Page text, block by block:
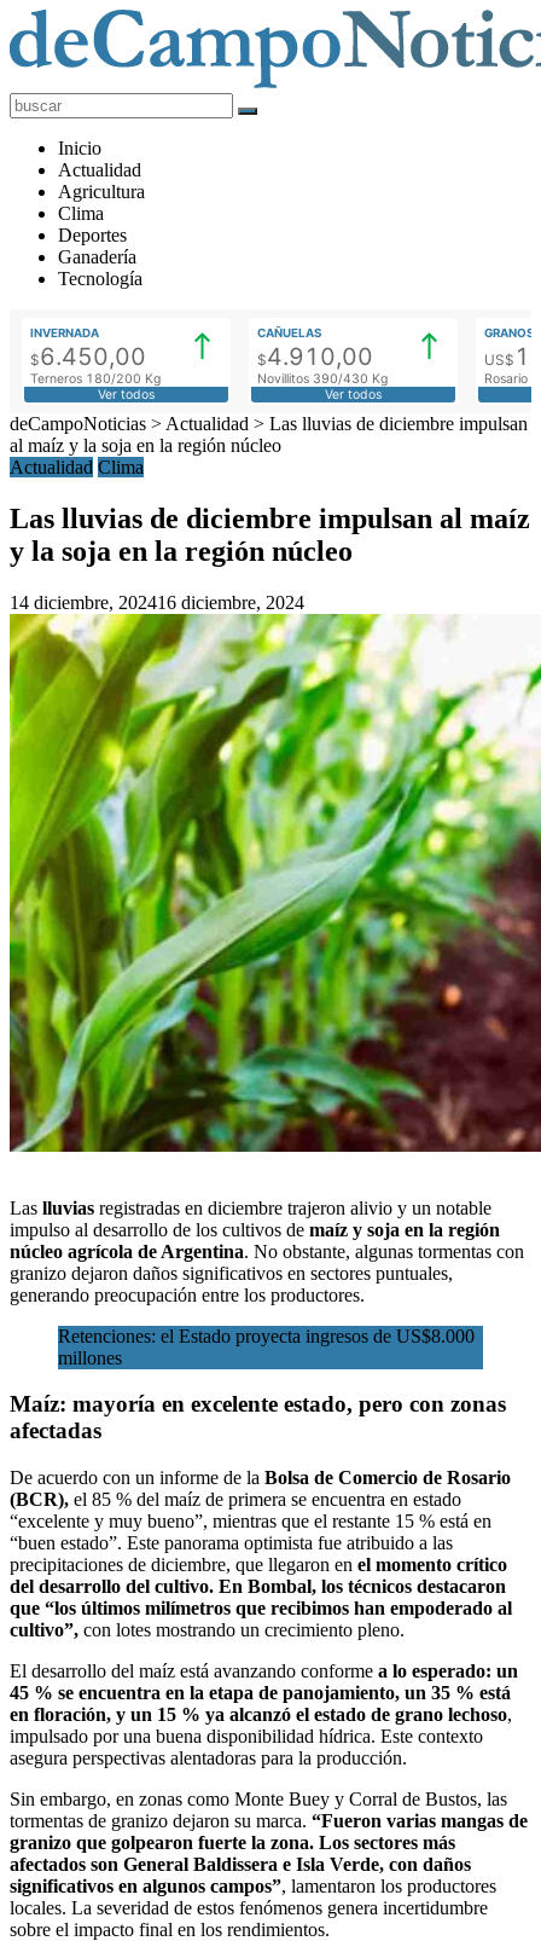
deCampoNoticias
Actualidad
Agropecuaria
Inicio
Actualidad
Agricultura
Clima
Deportes
Ganadería
Tecnología
INVERNADA
$6.450,00
Terneros 180/200 Kg
Ver todos
CAÑUELAS
$4.910,00
Novillitos 390/430 Kg
Ver todos
GRANOS
US$
Rosario
deCampoNoticias > Actualidad > Las lluvias de diciembre impulsan
al maíz y la soja en la región núcleo
Actualidad Clima
Las lluvias de diciembre impulsan al maíz
y la soja en la región núcleo
14 diciembre, 202416 diciembre, 2024
Las lluvias registradas en diciembre trajeron alivio y un notable
impulso al desarrollo de los cultivos de maíz y soja en la región
núcleo agrícola de Argentina. No obstante, algunas tormentas con
granizo dejaron daños significativos en sectores puntuales,
generando preocupación entre los productores.
Retenciones: el Estado proyecta ingresos de US$8.000
millones
Maíz: mayoría en excelente estado, pero con zonas
afectadas
De acuerdo con un informe de la Bolsa de Comercio de Rosario
(BCR), el 85 % del maíz de primera se encuentra en estado
“excelente y muy bueno”, mientras que el restante 15 % está en
“buen estado”. Este panorama optimista fue atribuido a las
precipitaciones de diciembre, que llegaron en el momento crítico
del desarrollo del cultivo. En Bombal, los técnicos destacaron
que “los últimos milímetros que recibimos han empoderado al
cultivo”, con lotes mostrando un crecimiento pleno.
El desarrollo del maíz está avanzando conforme a lo esperado: un
45 % se encuentra en la etapa de panojamiento, un 35 % está
en floración, y un 15 % ya alcanzó el estado de grano lechoso,
impulsado por una buena disponibilidad hídrica. Este contexto
asegura perspectivas alentadoras para la producción.
Sin embargo, en zonas como Monte Buey y Corral de Bustos, las
tormentas de granizo dejaron su marca. “Fueron varias mangas de
granizo que golpearon fuerte la zona. Los sectores más
afectados son General Baldissera e Isla Verde, con daños
significativos en algunos campos”, lamentaron los productores
locales. La severidad de estos fenómenos genera incertidumbre
sobre el impacto final en los rendimientos.